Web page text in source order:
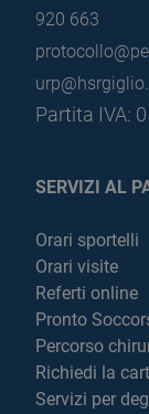
920 663
Partita IVA:
SERVIZI AL
Orari sportelli
Orari visite
Referti online
Pronto
Percorso
Richiedi la
Servizi per